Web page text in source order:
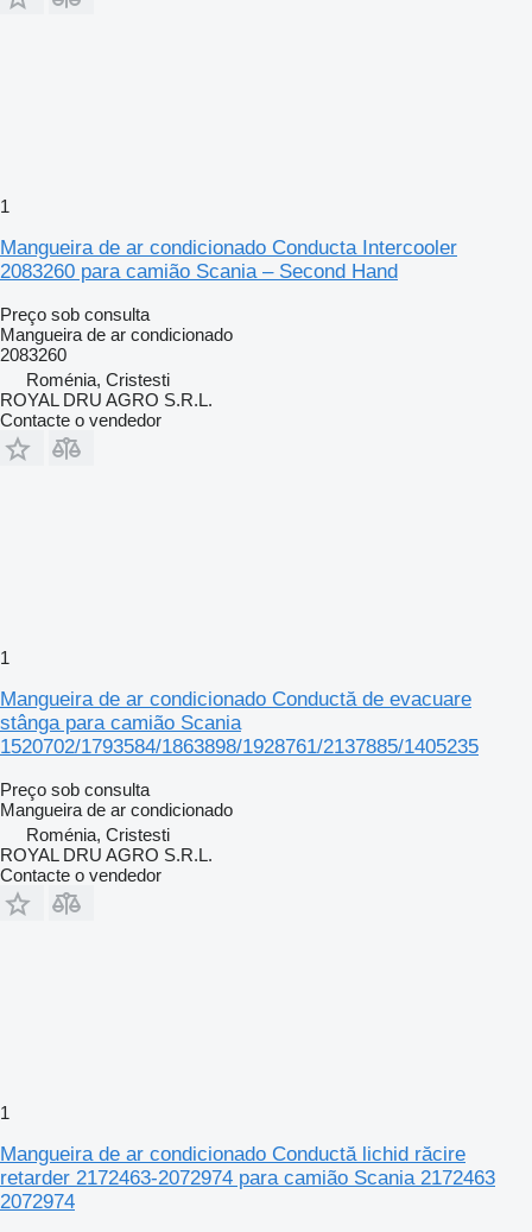
1
Mangueira de ar condicionado Conducta Intercooler
2083260 para camião Scania – Second Hand
Preço sob consulta
Mangueira de ar condicionado
2083260
Roménia, Cristesti
ROYAL DRU AGRO S.R.L.
Contacte o vendedor
1
Mangueira de ar condicionado Conductă de evacuare
stânga para camião Scania
1520702/1793584/1863898/1928761/2137885/1405235
Preço sob consulta
Mangueira de ar condicionado
Roménia, Cristesti
ROYAL DRU AGRO S.R.L.
Contacte o vendedor
1
Mangueira de ar condicionado Conductă lichid răcire
retarder 2172463-2072974 para camião Scania 2172463
2072974